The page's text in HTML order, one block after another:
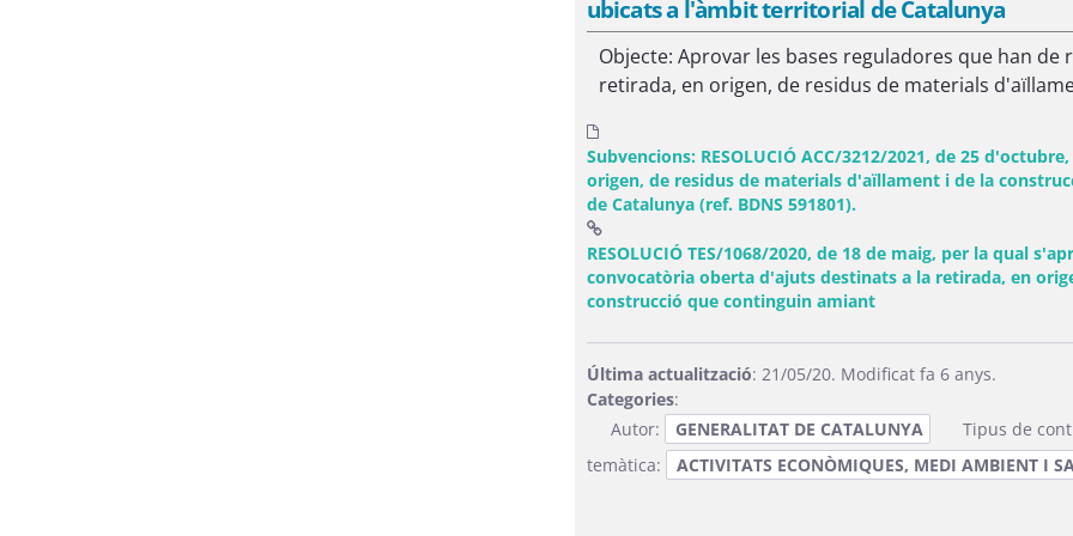
ubicats a l'àmbit territorial de Catalunya
Objecte: Aprovar les bases reguladores que han
retirada, en origen, de residus de materials
Subvencions: RESOLUCIÓ ACC/3212/2021, de 25
origen, de residus de materials d'aïllament i de la
de Catalunya (ref. BDNS 591801).
RESOLUCIÓ TES/1068/2020, de 18 de maig, per la qual
convocatòria oberta d'ajuts destinats a la retirada, en
construcció que continguin amiant(Obre una finestra
Última actualització: 21/05/20. Modificat fa 6 anys.
Categories:
Autor:
GENERALITAT DE CATALUNYA
Tipus de
temàtica:
ACTIVITATS ECONÒMIQUES, MEDI AMBIENT I